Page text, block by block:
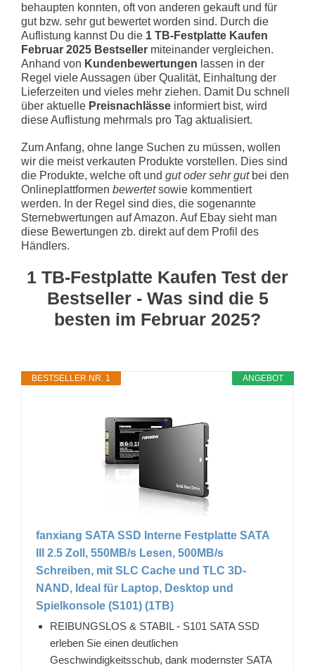
behaupten konnten, oft von anderen gekauft und für
gut bzw. sehr gut bewertet worden sind. Durch die
Auflistung kannst Du die 1 TB-Festplatte Kaufen
Februar 2025 Bestseller miteinander vergleichen.
Anhand von Kundenbewertungen lassen in der
Regel viele Aussagen über Qualität, Einhaltung der
Lieferzeiten und vieles mehr ziehen. Damit Du schnell
über aktuelle Preisnachlässe informiert bist, wird
diese Auflistung mehrmals pro Tag aktualisiert.
Zum Anfang, ohne lange Suchen zu müssen, wollen
wir die meist verkauten Produkte vorstellen. Dies sind
die Produkte, welche oft und gut oder sehr gutbei den
Onlineplattformen bewertetsowie kommentiert
werden. In der Regel sind dies, die sogenannte
Sternebwertungen auf Amazon. Auf Ebay sieht man
diese Bewertungen zb. direkt auf dem Profil des
Händlers.
1 TB-Festplatte Kaufen Test der
Bestseller - Was sind die 5
besten im Februar 2025?
ANGEBOT
BESTSELLER NR. 1
fanxiang SATA SSD Interne Festplatte SATA
III 2.5 Zoll, 550MB/s Lesen, 500MB/s
Schreiben, mit SLC Cache und TLC 3D-
NAND, Ideal für Laptop, Desktop und
Spielkonsole (S101) (1TB)
REIBUNGSLOS & STABIL - S101 SATA SSD
erleben Sie einen deutlichen
Geschwindigkeitsschub, dank modernster SATA